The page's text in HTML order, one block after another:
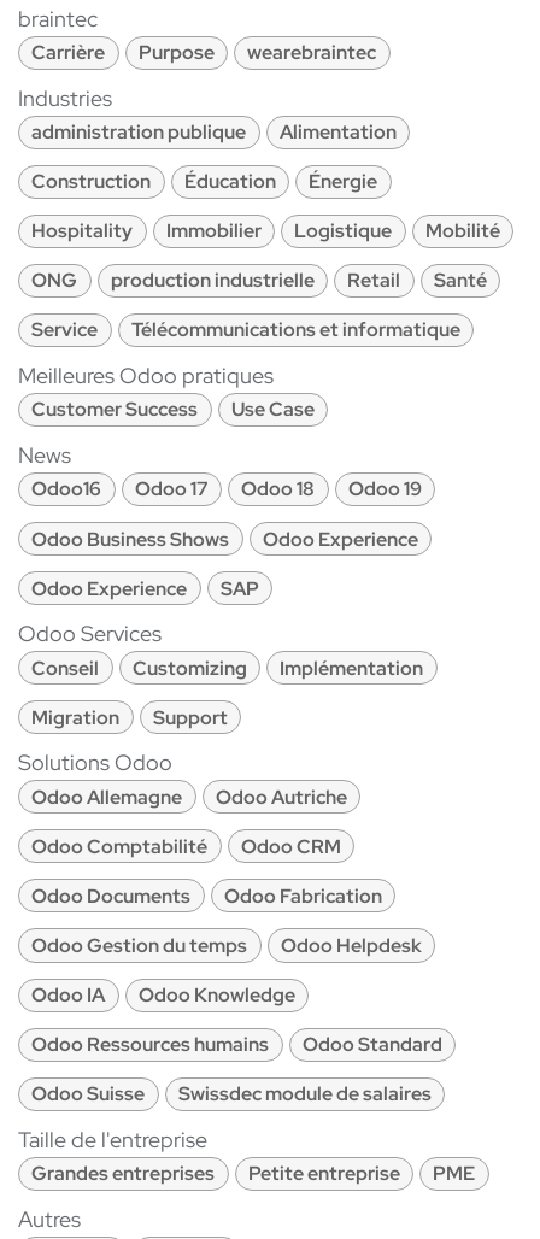
braintec
Carrière Purpose wearebraintec
Industries
administration publique
Alimentation
Construction
Éducation
Énergie
Hospitality
Immobilier Logistique
Mobilité
ONG
production industrielle Retail
Santé
Service
Télécommunications et informatique
Meilleures Odoo pratiques
Customer Success Use Case
News
Odoo16 Odoo 17 Odoo 18
Odoo 19
Odoo Business Shows
Odoo Experience
Odoo Experience
SAP
Odoo Services
Conseil Customizing
Implémentation
Migration
Support
Solutions Odoo
Odoo Allemagne
Odoo Autriche
Odoo Comptabilité
Odoo CRM
Odoo Documents
Odoo Fabrication
Odoo Gestion du temps
Odoo Helpdesk
Odoo IA
Odoo Knowledge
Odoo Ressources humains
Odoo Standard
Odoo Suisse
Swissdec module de salaires
Taille de l'entreprise
Grandes entreprises Petite entreprise PME
Autres